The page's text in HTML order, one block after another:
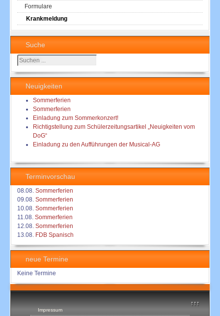
↑↑↑
Impressum
Formulare
Krankmeldung
Suche
Suchen
...
Neuigkeiten
Sommerferien
Sommerferien
Einladung zum Sommerkonzert!
Richtigstellung zum Schülerzeitungsartikel „Neuigkeiten vom
DoG“
Einladung zu den Aufführungen der Musical-AG
Terminvorschau
08.08. Sommerferien
09.08. Sommerferien
10.08. Sommerferien
11.08. Sommerferien
12.08. Sommerferien
13.08. FDB Spanisch
neue Termine
Keine Termine